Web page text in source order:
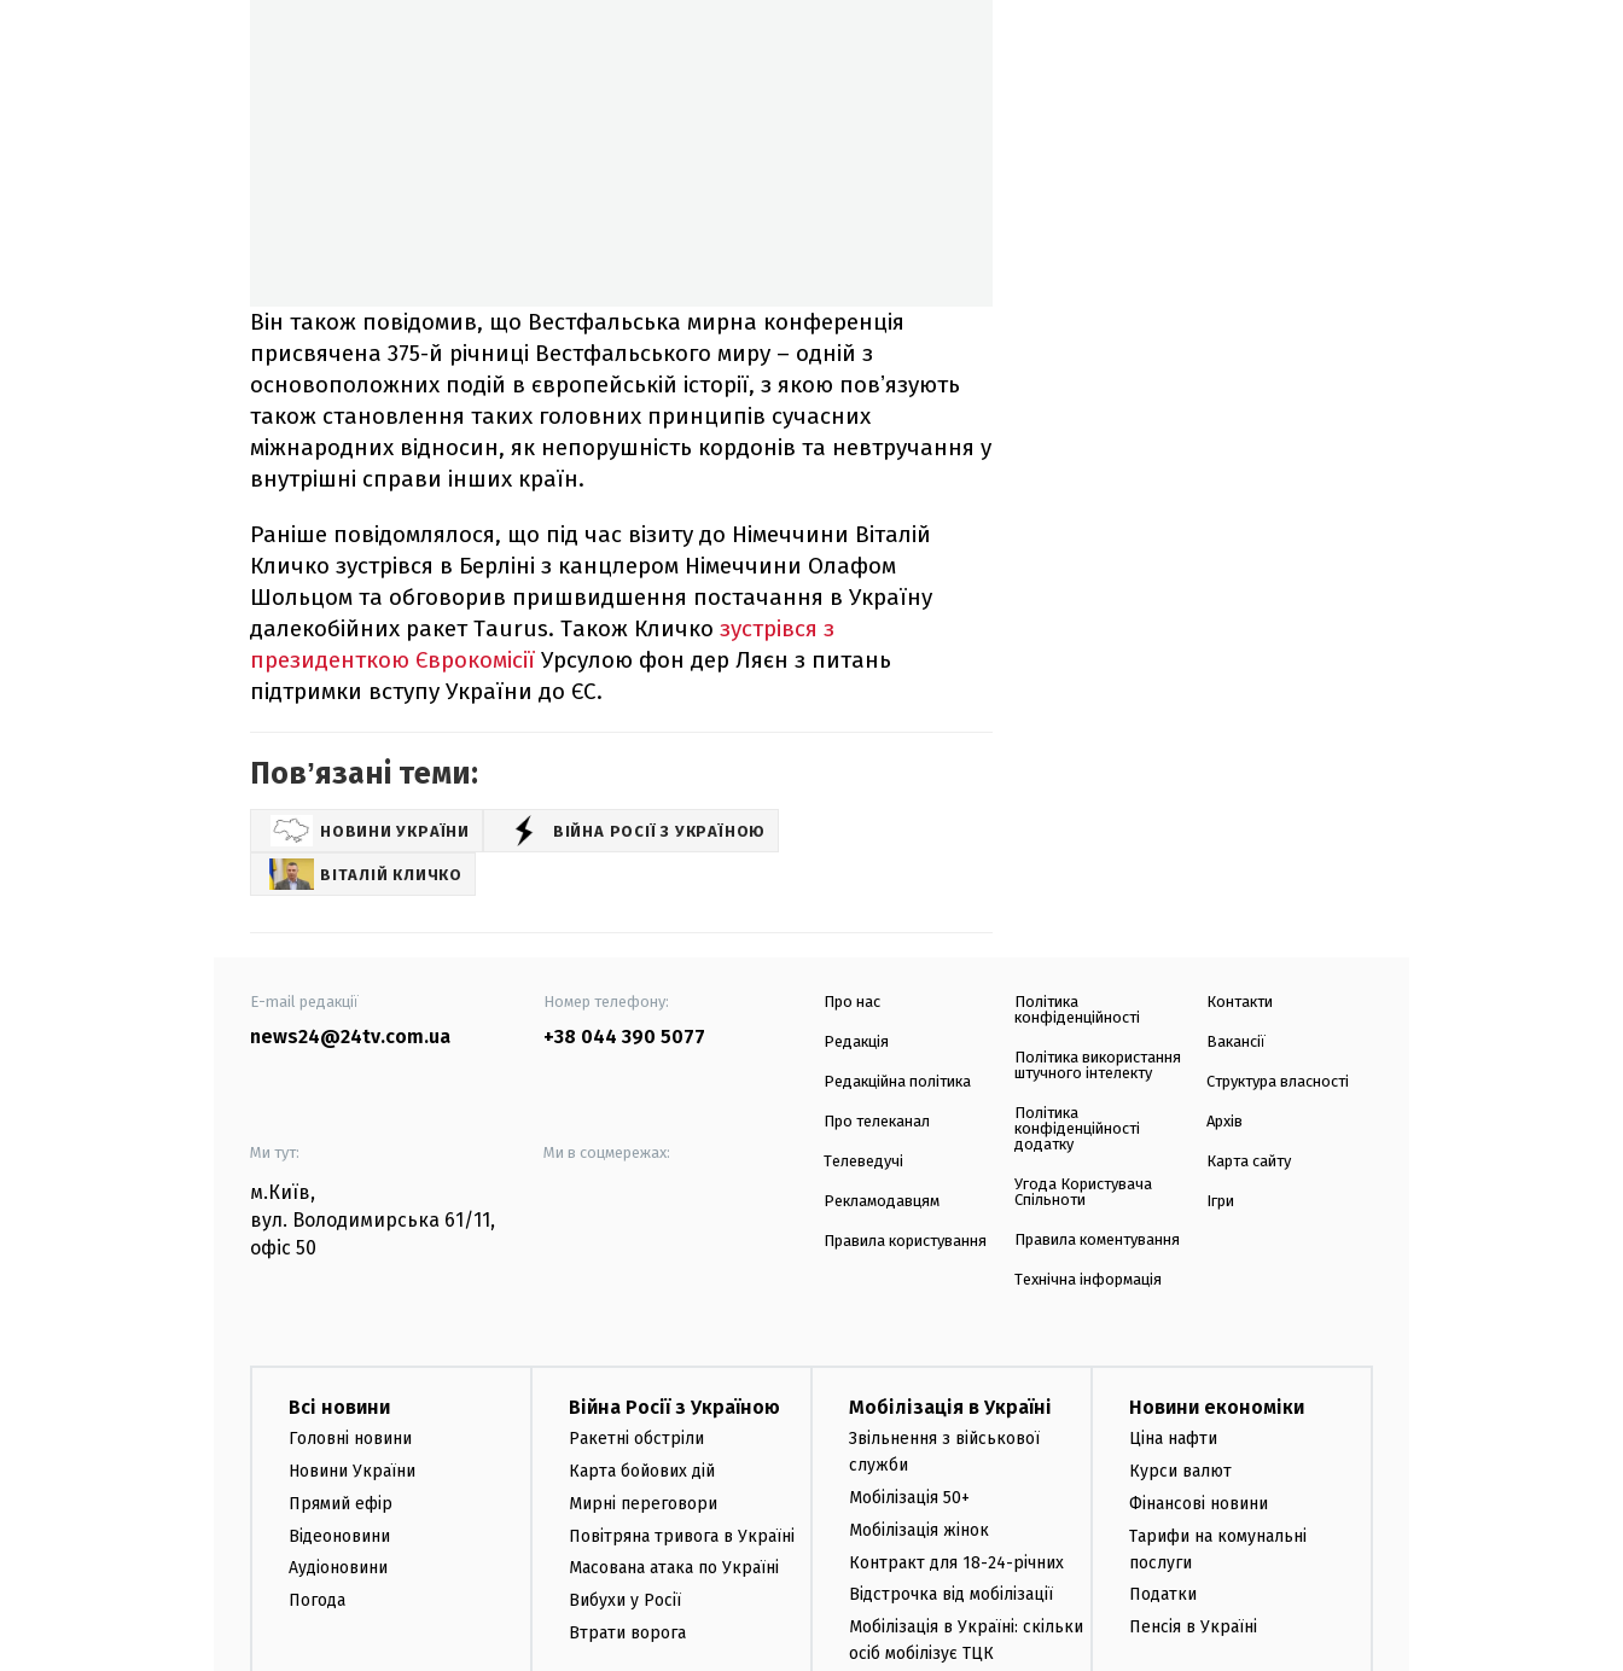
Він також повідомив, що Вестфальська мирна конференція
присвячена 375-й річниці Вестфальського миру – одній з
основоположних подій в європейській історії, з якою повʼязують
також становлення таких головних принципів сучасних
міжнародних відносин, як непорушність кордонів та невтручання у
внутрішні справи інших країн.
Раніше повідомлялося, що під час візиту до Німеччини Віталій
Кличко зустрівся в Берліні з канцлером Німеччини Олафом
Шольцом та обговорив пришвидшення постачання в Україну
далекобійних ракет Taurus. Також Кличко зустрівся з
президенткою Єврокомісії Урсулою фон дер Ляєн з питань
підтримки вступу України до ЄС.
Повʼязані теми:
НОВИНИ УКРАЇНИ ВІЙНА РОСІЇ З УКРАЇНОЮ
ВІТАЛІЙ КЛИЧКО
E-mail редакції
news24@24tv.com.ua
Номер телефону:
+38 044 390 5077
Ми тут:
м.Київ,
вул. Володимирська 61/11,
офіс 50
Ми в соцмережах:
Про нас
Редакція
Редакційна політика
Про телеканал
Телеведучі
Рекламодавцям
Правила користування
Політика
конфіденційності
Політика використання
штучного інтелекту
Політика
конфіденційності
додатку
Угода Користувача
Спільноти
Правила коментування
Технічна інформація
Контакти
Вакансії
Структура власності
Архів
Карта сайту
Ігри
Всі новини
Головні новини
Новини України
Прямий ефір
Відеоновини
Аудіоновини
Погода
Війна Росії з Україною
Ракетні обстріли
Карта бойових дій
Мирні переговори
Повітряна тривога в Україні
Масована атака по Україні
Вибухи у Росії
Втрати ворога
Мобілізація в Україні
Звільнення з військової
служби
Мобілізація 50+
Мобілізація жінок
Контракт для 18-24-річних
Відстрочка від мобілізації
Мобілізація в Україні: скільки
осіб мобілізує ТЦК
Новини економіки
Ціна нафти
Курси валют
Фінансові новини
Тарифи на комунальні
послуги
Податки
Пенсія в Україні